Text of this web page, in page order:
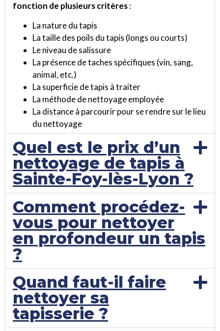
fonction de plusieurs critères:
La nature du tapis
La taille des poils du tapis (longs ou courts)
Le niveau de salissure
La présence de taches spécifiques (vin, sang,
animal, etc.)
La superficie de tapis à traiter
La méthode de nettoyage employée
La distance à parcourir pour se rendre sur le lieu
du nettoyage
Quel est le prix d’un
nettoyage de tapis à
Sainte-Foy-lès-Lyon ?
Comment procédez-
vous pour nettoyer
en profondeur un tapis
?
Quand faut-il faire
nettoyer sa
tapisserie ?